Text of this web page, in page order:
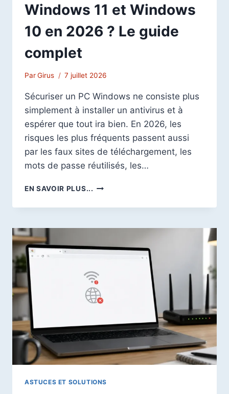
Windows 11 et Windows
10 en 2026 ? Le guide
complet
ParGirus 7 juillet 2026
Sécuriser un PC Windows ne consiste plus
simplement à installer un antivirus et à
espérer que tout ira bien. En 2026, les
risques les plus fréquents passent aussi
par les faux sites de téléchargement, les
mots de passe réutilisés, les…
EN SAVOIR PLUS... SÉCURITÉ
:
SÉCURISER
11
WINDOWS
10
EN
2026
LE
GUIDE
COMPLET
ASTUCES ET SOLUTIONS